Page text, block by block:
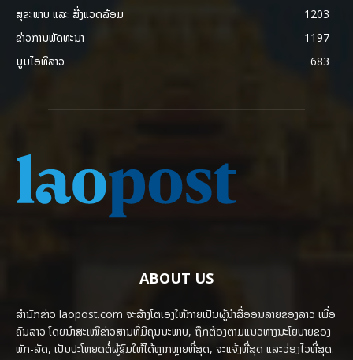
ສຸຂະພາບ ແລະ ສີ່ງແວດລ້ອມ
1203
ຂ່າວການພັດທະນາ
1197
ມູມໄອທີລາວ
683
ABOUT US
ສຳນັກຂ່າວ laopost.com ຈະສ້າງໂຕເອງໃຫ້ກາຍເປັນຜູ້ນຳສື່ອອນລາຍຂອງລາວ ເພື່ອ
ຄົນລາວ ໂດຍນຳສະເໜີຂ່າວສານທີ່ມີຄຸນນະພາບ, ຖືກຕ້ອງຕາມແນວທາງນະໂຍບາຍຂອງ
ພັກ-ລັດ, ເປັນປະໂຫຍດຕໍ່ຜູ້ຊົມໃຫ້ໄດ້ຫຼາກຫຼາຍທີ່ສຸດ, ຈະແຈ້ງທີ່ສຸດ ແລະວ່ອງໄວທີ່ສຸດ.